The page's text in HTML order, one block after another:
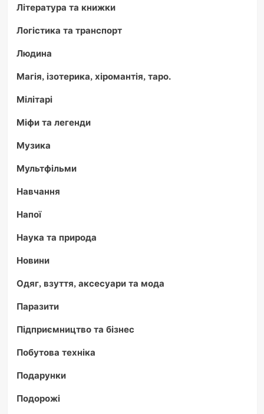
Література та книжки
Логістика та транспорт
Людина
Магія, ізотерика, хіромантія, таро.
Мілітарі
Міфи та легенди
Музика
Мультфільми
Навчання
Напої
Наука та природа
Новини
Одяг, взуття, аксесуари та мода
Паразити
Підприємництво та бізнес
Побутова техніка
Подарунки
Подорожі